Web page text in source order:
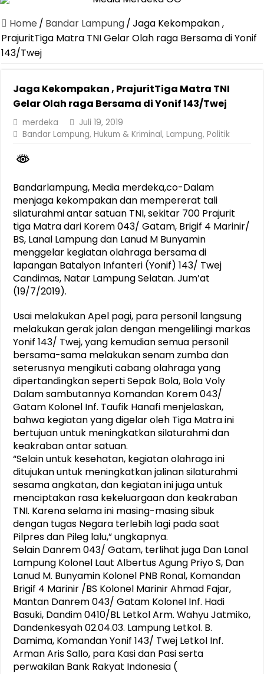
Jasa Raharja Serahkan Santunan kepada Ahli Waris Korban
Canangkan Desa TAPIS dan Luncurkan Sekolah Lansia di
Pemprov Lampung Berhasil Kendalikan Inflasi, Jadi Provinsi
Dirut Jasa Raharja Dampingi Wamenhub Tinjau Penanganan
Dirut Jasa Raharja Dampingi Wamenhub Tinjau Penanganan
Jasa Raharja Jamin Seluruh Korban Kebakaran KM Mutiara
Home / Bandar Lampung/Jaga Kekompakan ,
PrajuritTiga Matra TNI Gelar Olah raga Bersama di Yonif
143/Twej
Jaga Kekompakan , PrajuritTiga Matra TNI
Gelar Olah raga Bersama di Yonif 143/Twej
merdeka
Juli 19, 2019
Bandar Lampung,Hukum & Kriminal,Lampung,Politik
Bandarlampung, Media merdeka,co-Dalam
menjaga kekompakan dan mempererat tali
silaturahmi antar satuan TNI, sekitar 700 Prajurit
tiga Matra dari Korem 043/ Gatam, Brigif 4 Marinir/
BS, Lanal Lampung dan Lanud M Bunyamin
menggelar kegiatan olahraga bersama di
lapangan Batalyon Infanteri (Yonif) 143/ Twej
Candimas, Natar Lampung Selatan. Jum’at
(19/7/2019).
Usai melakukan Apel pagi, para personil langsung
melakukan gerak jalan dengan mengelilingi markas
Yonif 143/ Twej, yang kemudian semua personil
bersama-sama melakukan senam zumba dan
seterusnya mengikuti cabang olahraga yang
dipertandingkan seperti Sepak Bola, Bola Voly
Dalam sambutannya Komandan Korem 043/
Gatam Kolonel Inf. Taufik Hanafi menjelaskan,
bahwa kegiatan yang digelar oleh Tiga Matra ini
bertujuan untuk meningkatkan silaturahmi dan
keakraban antar satuan.
“Selain untuk kesehatan, kegiatan olahraga ini
ditujukan untuk meningkatkan jalinan silaturahmi
sesama angkatan, dan kegiatan ini juga untuk
menciptakan rasa kekeluargaan dan keakraban
TNI. Karena selama ini masing-masing sibuk
dengan tugas Negara terlebih lagi pada saat
Pilpres dan Pileg lalu,” ungkapnya.
Selain Danrem 043/ Gatam, terlihat juga Dan Lanal
Lampung Kolonel Laut Albertus Agung Priyo S, Dan
Lanud M. Bunyamin Kolonel PNB Ronal, Komandan
Brigif 4 Marinir /BS Kolonel Marinir Ahmad Fajar,
Mantan Danrem 043/ Gatam Kolonel Inf. Hadi
Basuki, Dandim 0410/BL Letkol Arm. Wahyu Jatmiko,
Dandenkesyah 02.04.03. Lampung Letkol. B.
Damima, Komandan Yonif 143/ Twej Letkol Inf.
Arman Aris Sallo, para Kasi dan Pasi serta
perwakilan Bank Rakyat Indonesia (